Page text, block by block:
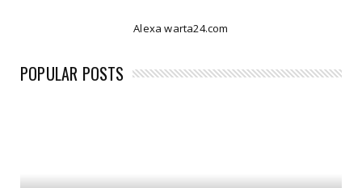
Alexa warta24.com
POPULAR POSTS